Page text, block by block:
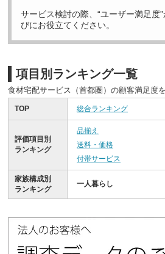
サービス検討の際、“ユーザー満足度
びにお役立てください。
項目別ランキング一覧
食材宅配サービス（首都圏）の顧客満足度
TOP 総合ランキング
評価項目別
ランキング
品揃え
送料・価格
付帯サービス
家族構成別
ランキング
一人暮らし